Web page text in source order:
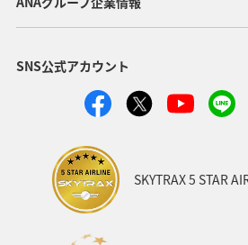
北陸地方 徳島県 宮崎県
神奈川県 東京都
青森県 九州地方
中国地方
ANAグルメマイル
自然・植物
SNS公式アカウント
SKYTRAX 5 STAR